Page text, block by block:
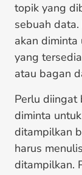
topik yang
sebuah
akan diminta
yang
atau bagan
Perlu diingat
diminta
ditampilkan
harus
ditampilkan.